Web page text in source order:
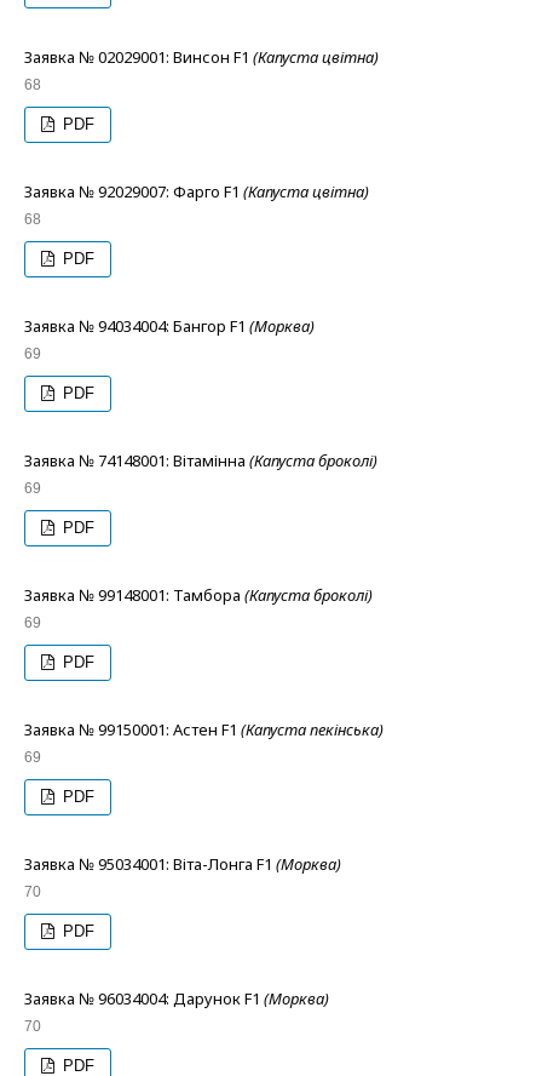
Заявка № 02029001: Винсон F1 (Капуста цвітна)
68
PDF
Заявка № 92029007: Фарго F1 (Капуста цвітна)
68
PDF
Заявка № 94034004: Бангор F1 (Морква)
69
PDF
Заявка № 74148001: Вітамінна (Капуста броколі)
69
PDF
Заявка № 99148001: Тамбора (Капуста броколі)
69
PDF
Заявка № 99150001: Астен F1 (Капуста пекінська)
69
PDF
Заявка № 95034001: Віта-Лонга F1 (Морква)
70
PDF
Заявка № 96034004: Дарунок F1 (Морква)
70
PDF